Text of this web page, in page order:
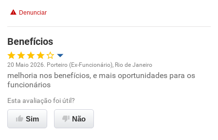
Benefícios
Recomenda esta empresa
Recomenda a diretoria
Denunciar
Benefícios
Oportunidade de promoção
Ambiente de trabalho
Conciliação com a vida familiar
20 Maio 2026. Porteiro (Ex-Funcionário), Rio de Janeiro
melhoria nos benefícios, e mais oportunidades para os
funcionários
Esta avaliação foi útil?
Sim Não